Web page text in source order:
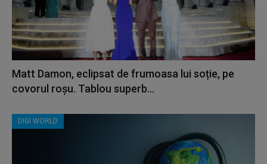
Matt Damon, eclipsat de frumoasa lui soție, pe
covorul roșu. Tablou superb...
DIGI WORLD